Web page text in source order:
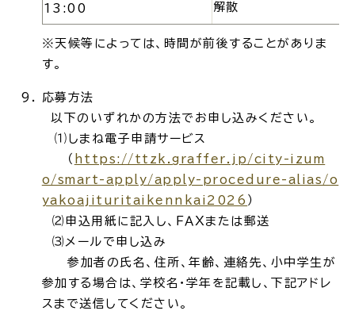
ライフライン 公共交通
公共施設
便利なサービス
13:00 解散
※天候等によっては、時間が前後することがありま
す。
応募方法
以下のいずれかの方法でお申し込みください。
⑴しまね電子申請サービス
（ https://ttzk.graffer.jp/city-izum
o/smart-apply/apply-procedure-alias/o
yakoajituritaikennkai2026 ）
⑵申込用紙に記入し、ＦＡＸまたは郵送
⑶メールで申し込み
参加者の氏名、住所、年齢、連絡先、小中学生が
参加する場合は、学校名・学年を記載し、下記アドレ
スまで送信してください。